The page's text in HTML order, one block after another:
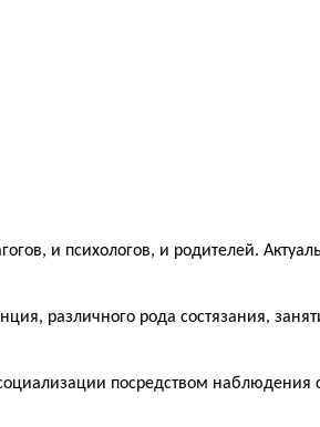
и психологов, и родителей.
различного рода состязания,
посредством наблюдения